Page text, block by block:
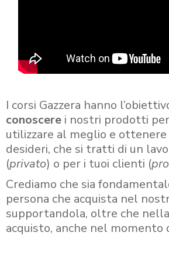
I corsi Gazzera hanno
conoscere i nostri prodotti
utilizzare al meglio e
desideri, che si tratti di un
(privato) o per i tuoi clienti (
Crediamo che sia
persona che acquista nel
supportandola, oltre che
acquisto, anche nel momento